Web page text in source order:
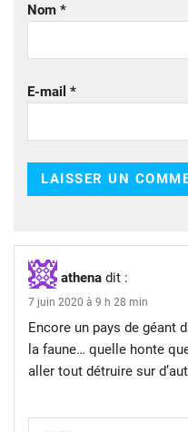
Nom *
E-mail *
athena dit :
7 juin 2020 à 9 h 28 min
Encore un pays de géant
la faune… quelle honte
aller tout détruire sur